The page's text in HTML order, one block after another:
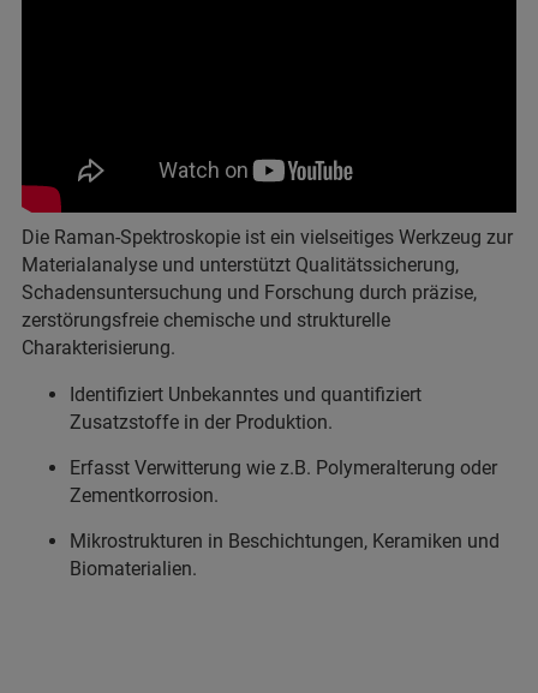
Die Raman-Spektroskopie ist ein vielseitiges Werkzeug zur
Materialanalyse und unterstützt Qualitätssicherung,
Schadensuntersuchung und Forschung durch präzise,
zerstörungsfreie chemische und strukturelle
Charakterisierung.
Identifiziert Unbekanntes und quantifiziert
Zusatzstoffe in der Produktion.
Erfasst Verwitterung wie z.B. Polymeralterung oder
Zementkorrosion.
Mikrostrukturen in Beschichtungen, Keramiken und
Biomaterialien.